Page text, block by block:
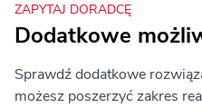
ZAPYTAJ DORADCĘ
Dodatkowe
Sprawdź dodatkowe
możesz poszerzyć zakres